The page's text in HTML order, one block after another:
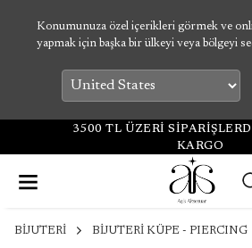
Konumunuza özel içerikleri görmek ve
yapmak için başka bir ülkeyi veya bölgeyi
3500 TL ÜZERİ
KARGO
BİJUTERİ BİJUTERİ KÜPE - PIERCING